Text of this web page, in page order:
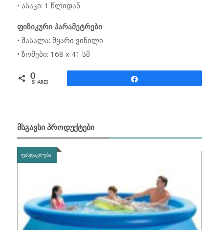
• ასაკი: 1 წლიდან
ფიზიკური პარამეტრები
• მასალა: მყარი ვინილი
• ზომები: 168 x 41 სმ
0
SHARES
ᲛᲡᲒᲐᲕᲡᲘ ᲞᲠᲝᲓᲣᲥᲢᲔᲑᲘ
ᲤᲐᲡᲓᲐᲙᲚᲔᲑᲐ!